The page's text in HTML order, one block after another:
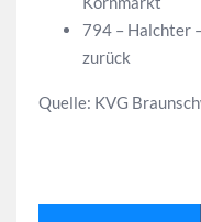
794 – Halchter
zurück
Quelle: KVG